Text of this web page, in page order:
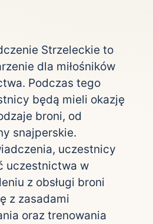
Strzeleckie to
dla miłośników
Podczas tego
będą mieli okazję
broni, od
snajperskie.
uczestnicy
uczestnictwa w
z obsługi broni
z zasadami
oraz trenowania